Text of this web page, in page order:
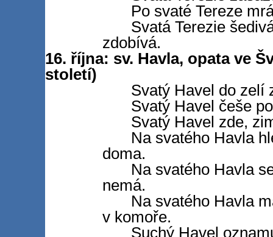
Po svaté Tereze
Svatá Terezie
zdobívá.
16. října: sv. Havla, opata ve
století)
Svatý Havel do zelí
Svatý Havel češe
Svatý Havel zde,
Na svatého Havla
doma.
Na svatého Havla
nemá.
Na svatého Havla
v komoře.
Suchý Havel